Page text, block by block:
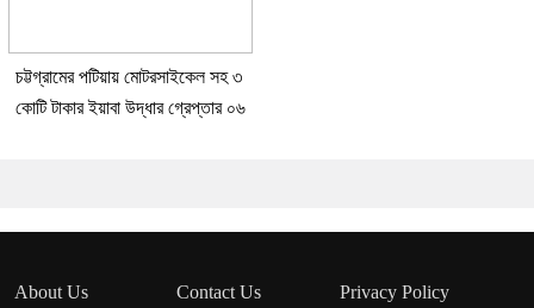
চট্টগ্রামের পটিয়ায় মোটরসাইকেল সহ ৩
কোটি টাকার ইয়াবা উদ্ধার গ্রেপ্তার ০৬
About Us Contact Us Privacy Policy